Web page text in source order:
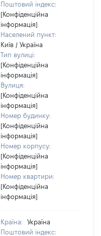
Поштовий індекс:
[Конфіденційна
інформація]
Населений пункт:
Київ / Україна
Тип вулиці:
[Конфіденційна
інформація]
Вулиця:
[Конфіденційна
інформація]
Номер будинку:
[Конфіденційна
інформація]
Номер корпусу:
[Конфіденційна
інформація]
Номер квартири:
[Конфіденційна
інформація]
Країна:
Україна
Поштовий індекс: